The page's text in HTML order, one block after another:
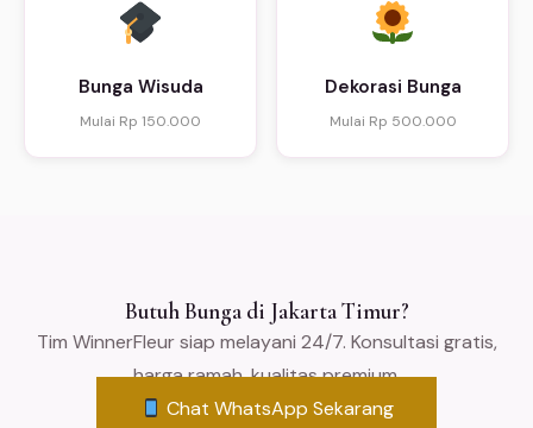
Bunga Wisuda
Mulai Rp 150.000
Dekorasi Bunga
Mulai Rp 500.000
Butuh Bunga di Jakarta Timur?
Tim WinnerFleur siap melayani 24/7. Konsultasi gratis,
harga ramah, kualitas premium.
Chat WhatsApp Sekarang